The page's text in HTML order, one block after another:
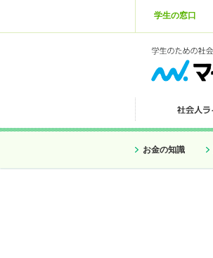
学生の窓口
お金の知識